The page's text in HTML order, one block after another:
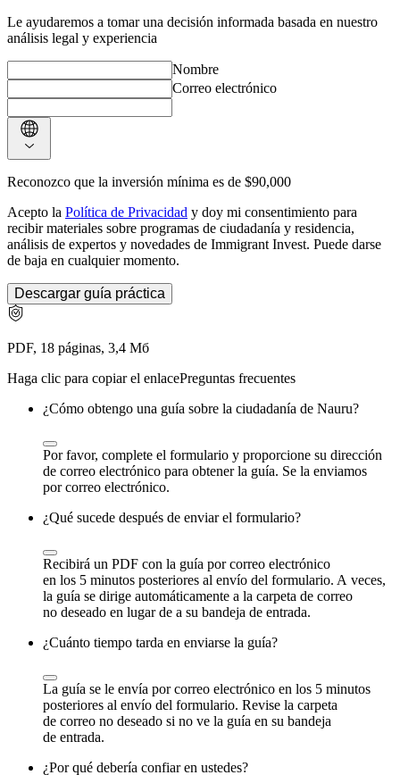
Le ayudaremos a tomar una decisión informada basada en nuestro
análisis legal y experiencia
Nombre
Correo electrónico
Reconozco que la inversión mínima es de $90,000
Acepto la Política de Privacidad y doy mi consentimiento para
recibir materiales sobre programas de ciudadanía y residencia,
análisis de expertos y novedades de Immigrant Invest. Puede darse
de baja en cualquier momento.
Descargar guía práctica
PDF, 18 páginas, 3,4 Мб
Preguntas frecuentes
¿Cómo obtengo una guía sobre la ciudadanía de Nauru?
Por favor, complete el formulario y proporcione su dirección
de correo electrónico para obtener la guía. Se la enviamos
por correo electrónico.
¿Qué sucede después de enviar el formulario?
Recibirá un PDF con la guía por correo electrónico
en los 5 minutos posteriores al envío del formulario. A veces,
la guía se dirige automáticamente a la carpeta de correo
no deseado en lugar de a su bandeja de entrada.
¿Cuánto tiempo tarda en enviarse la guía?
La guía se le envía por correo electrónico en los 5 minutos
posteriores al envío del formulario. Revise la carpeta
de correo no deseado si no ve la guía en su bandeja
de entrada.
¿Por qué debería confiar en ustedes?